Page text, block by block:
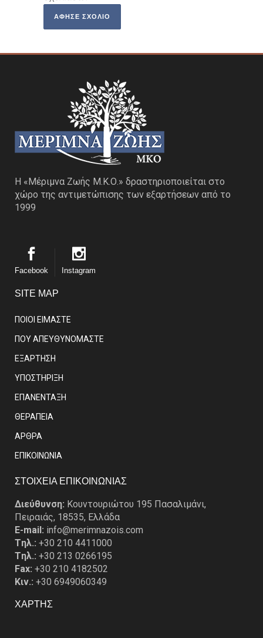
Η «Μέριμνα Ζωής Μ.Κ.Ο.» δραστηριοποιείται στο
χώρο της αντιμετώπισης των εξαρτήσεων από το
1999
Facebook Instagram
SITE MAP
ΠΟΙΟΙ ΕΙΜΑΣΤE
ΠΟΥ ΑΠΕΥΘΥΝΟΜΑΣΤΕ
ΕΞΑΡΤΗΣΗ
ΥΠΟΣΤΗΡΙΞΗ
ΕΠΑΝΕΝΤΑΞΗ
ΘΕΡΑΠΕΙΑ
ΑΡΘΡΑ
EΠΙΚΟΙΝΩΝΙΑ
ΣΤΟΙΧΕΙΑ ΕΠΙΚΟΙΝΩΝΙΑΣ
Διεύθυνση: Κουντουριώτου 195 Πασαλιμάνι,
Πειραιάς, 18535, Ελλάδα
E-mail: info@merimnazois.com
Tηλ.: +30 210 4411000
Tηλ.: +30 213 0266195
Fax: +30 210 4182502
Κιν.: +30 6949060349
ΧΑΡΤΗΣ